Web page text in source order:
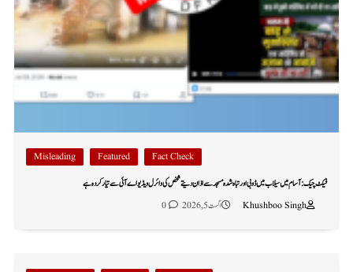
Fact Check
Featured
Misleading
فیکٹ چیک: آسام میں سیلاب میں ڈوبی اور تباہ شدہ مسجد سے اذان دیتے شخص کی وائرل ویڈیو اے آئی سے تیار کردہ ہے
Khushboo Singh
اگست 5, 2026 0